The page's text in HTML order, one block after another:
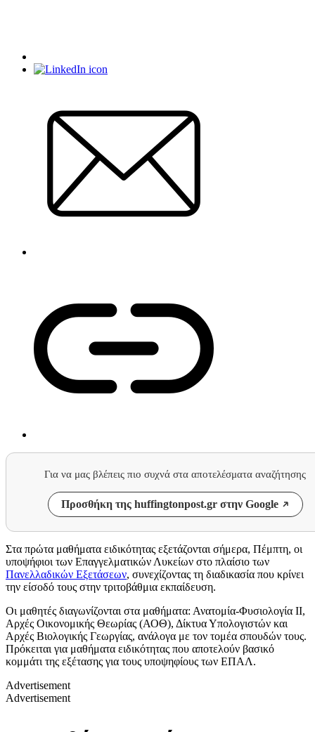
Για να μας βλέπεις πιο συχνά στα αποτελέσματα αναζήτησης
Προσθήκη της huffingtonpost.gr στην Google
Στα πρώτα μαθήματα ειδικότητας εξετάζονται σήμερα, Πέμπτη, οι
υποψήφιοι των Επαγγελματικών Λυκείων στο πλαίσιο των
Πανελλαδικών Εξετάσεων, συνεχίζοντας τη διαδικασία που κρίνει
την είσοδό τους στην τριτοβάθμια εκπαίδευση.
Οι μαθητές διαγωνίζονται στα μαθήματα: Ανατομία-Φυσιολογία ΙΙ,
Αρχές Οικονομικής Θεωρίας (ΑΟΘ), Δίκτυα Υπολογιστών και
Αρχές Βιολογικής Γεωργίας, ανάλογα με τον τομέα σπουδών τους.
Πρόκειται για μαθήματα ειδικότητας που αποτελούν βασικό
κομμάτι της εξέτασης για τους υποψηφίους των ΕΠΑΛ.
Advertisement
Advertisement